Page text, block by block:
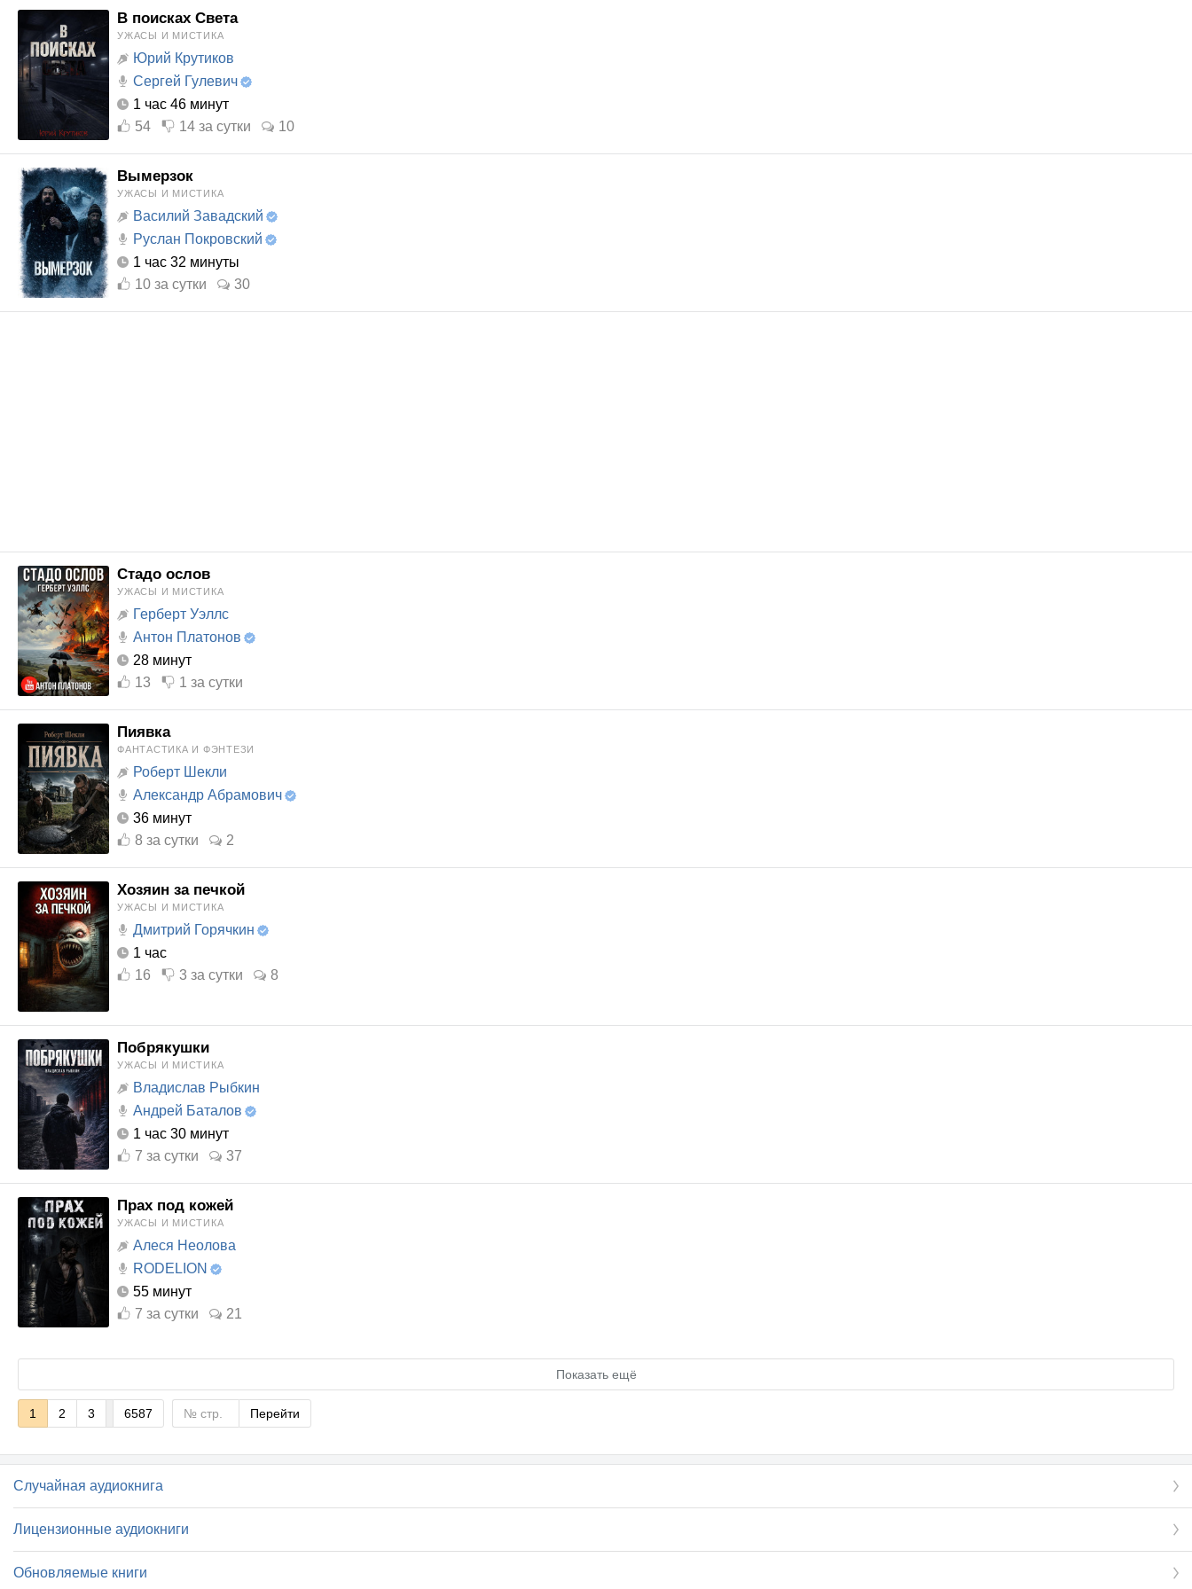
В поисках Света
УЖАСЫ И МИСТИКА
Юрий Крутиков
Сергей Гулевич
1 час 46 минут
54
14 за сутки 10
Вымерзок
УЖАСЫ И МИСТИКА
Василий Завадский
Руслан Покровский
1 час 32 минуты
10 за сутки 30
Стадо ослов
УЖАСЫ И МИСТИКА
Герберт Уэллс
Антон Платонов
28 минут
13
1 за сутки
Пиявка
ФАНТАСТИКА И ФЭНТЕЗИ
Роберт Шекли
Александр Абрамович
36 минут
8 за сутки 2
Хозяин за печкой
УЖАСЫ И МИСТИКА
Дмитрий Горячкин
1 час
16
3 за сутки 8
Побрякушки
УЖАСЫ И МИСТИКА
Владислав Рыбкин
Андрей Баталов
1 час 30 минут
7 за сутки 37
Прах под кожей
УЖАСЫ И МИСТИКА
Алеся Неолова
RODELION
55 минут
7 за сутки 21
Показать ещё
1 2 3 6587 Перейти
Случайная аудиокнига
Лицензионные аудиокниги
Обновляемые книги